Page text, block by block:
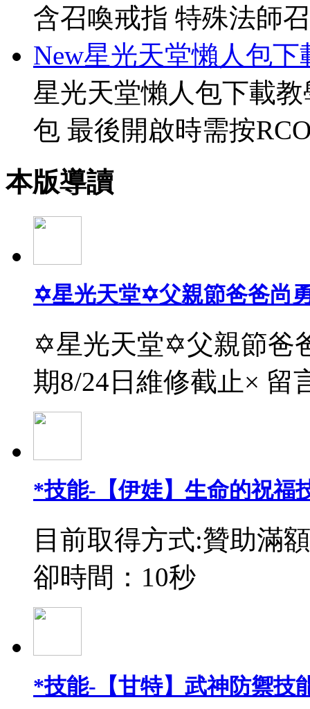
含召喚戒指 特殊法師
New星光天堂懶人包下
星光天堂懶人包下載
包 最後開啟時需按
本版導讀
✡星光天堂✡父親節爸爸尚
✡星光天堂✡父親節爸
期8/24日維修截止× 留
*技能-【伊娃】生命的祝福
目前取得方式:贊助滿
卻時間：10秒
*技能-【甘特】武神防禦技